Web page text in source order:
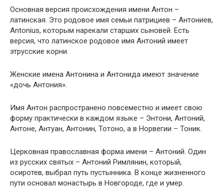
Основная версия происхождения имени Антон –
латинская. Это родовое имя семьи патрициев – Антониев,
Antonius, которым нарекали старших сыновей. Есть
версия, что латинское родовое имя Антоний имеет
этрусские корни.
Женские имена Антонина и Антонида имеют значение
«дочь Антония».
Имя Антон распространено повсеместно и имеет свою
форму практически в каждом языке – Энтони, Антоний,
Антоне, Антуан, Антонин, Тотоно, а в Норвегии – Тоник.
Церковная православная форма имени – Антоний. Один
из русских святых – Антоний Римлянин, который,
осиротев, выбрал путь пустынника. В конце жизненного
пути основал монастырь в Новгороде, где и умер.